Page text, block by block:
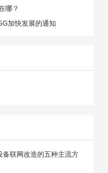
哪？
加快发展的通知
备联网改造的五种主流方